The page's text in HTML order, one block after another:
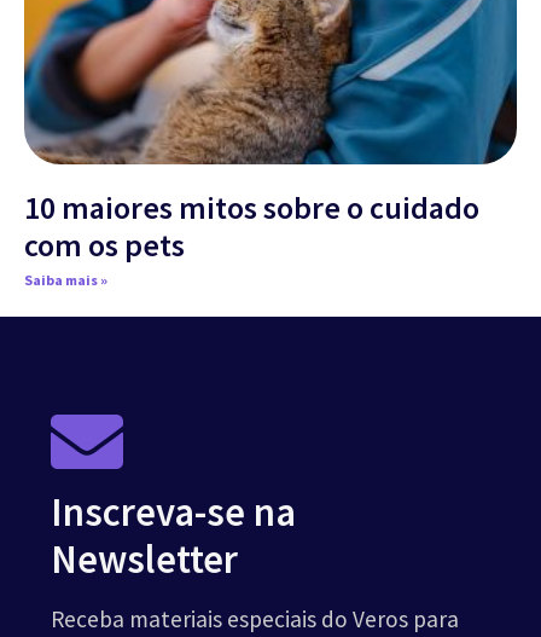
10 maiores mitos sobre o cuidado
com os pets
Saiba mais »
Inscreva-se na
Newsletter
Receba materiais especiais do Veros para